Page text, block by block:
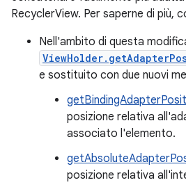
RecyclerView. Per saperne di più,
Nell'ambito di questa
e sostituito con due nuovi
posizione relativa
associato l'elemento.
posizione relativa